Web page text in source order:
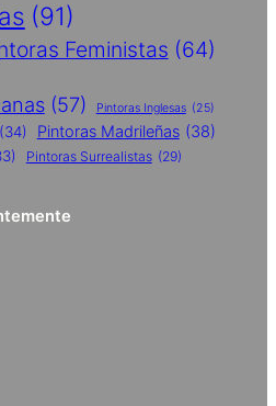
(91)
Feministas (64)
(57) Pintoras Inglesas (25)
(34) Pintoras Madrileñas (38)
Pintoras Surrealistas (29)